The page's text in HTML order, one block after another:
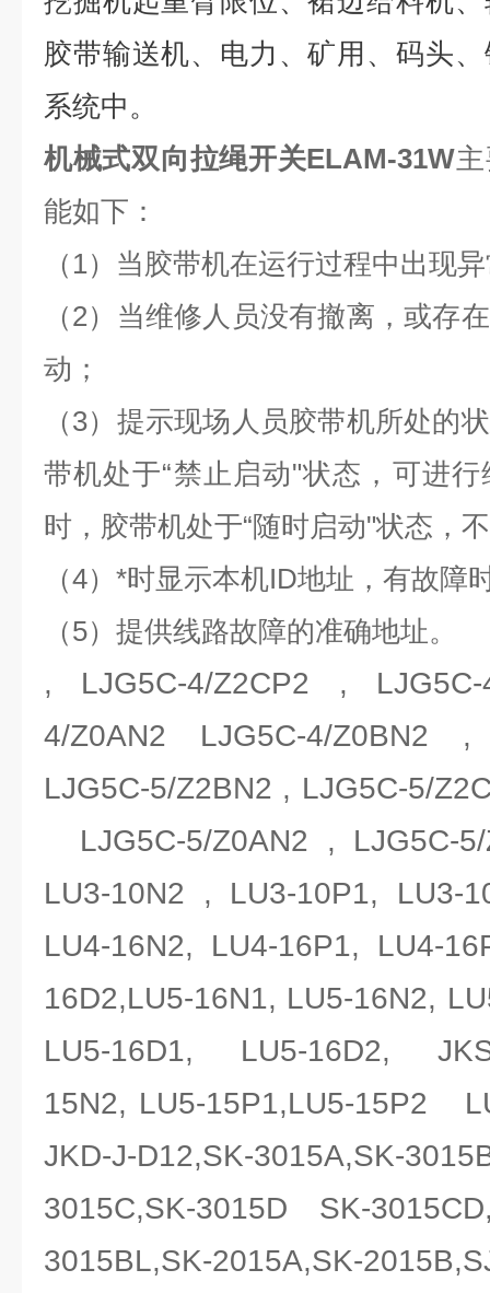
胶带输送机、电力、矿用、码头
系统中。
机械式双向拉绳开关ELAM-31W
能如下：
（1）当胶带机在运行过程中出现
（2）当维修人员没有撤离，或存
动；
（3）提示现场人员胶带机所处的
带机处于“禁止启动"状态，可进
时，胶带机处于“随时启动"状态，
（4）*时显示本机ID地址，有故障
（5）提供线路故障的准确地址。
, LJG5C-4/Z2CP2 ,
4/Z0AN2 LJG5C-4/Z0BN2
LJG5C-5/Z2BN2 , LJG5C-5/
LJG5C-5/Z0AN2 , LJG5C-
LU3-10N2 , LU3-10P1,
LU4-16N2, LU4-16P1, LU4-
16D2,LU5-16N1, LU5-16N2,
LU5-16D1, LU5-16D2, JKS-
15N2, LU5-15P1,LU5-15P2
JKD-J-D12,SK-3015A,SK-
3015C,SK-3015D SK-
3015BL,SK-2015A,SK-